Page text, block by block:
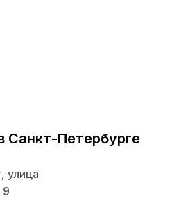
Петербурге
улица
9